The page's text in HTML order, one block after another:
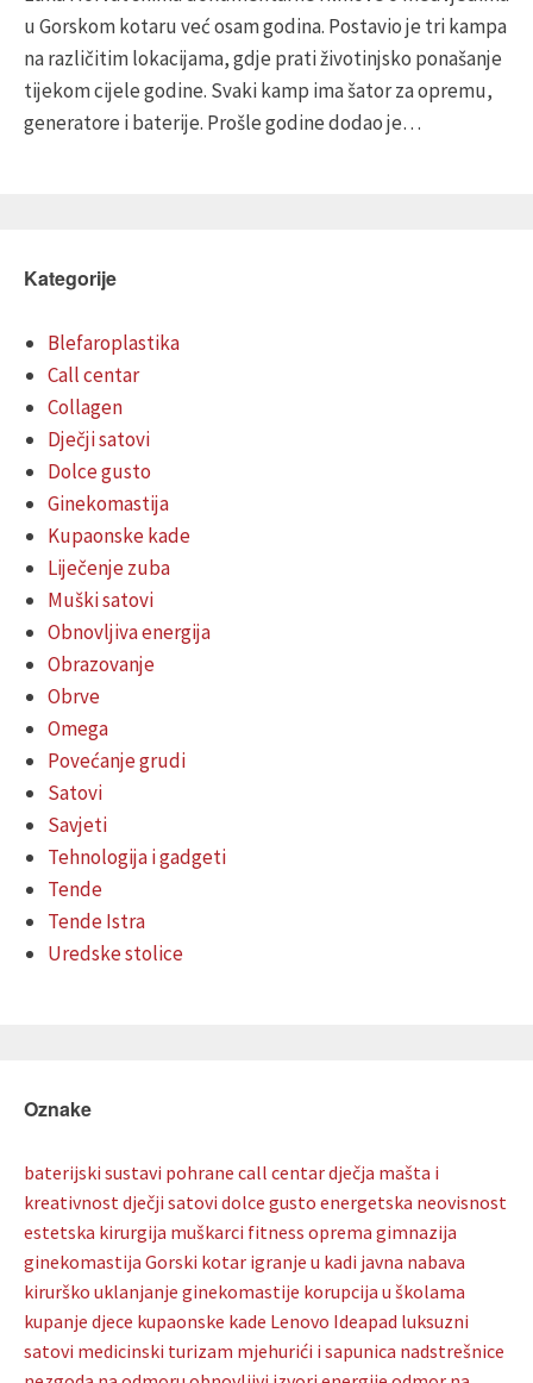
u Gorskom kotaru već osam godina. Postavio je tri kampa
na različitim lokacijama, gdje prati životinjsko ponašanje
tijekom cijele godine. Svaki kamp ima šator za opremu,
generatore i baterije. Prošle godine dodao je…
Kategorije
Blefaroplastika
Call centar
Collagen
Dječji satovi
Dolce gusto
Ginekomastija
Kupaonske kade
Liječenje zuba
Muški satovi
Obnovljiva energija
Obrazovanje
Obrve
Omega
Povećanje grudi
Satovi
Savjeti
Tehnologija i gadgeti
Tende
Tende Istra
Uredske stolice
Oznake
baterijski sustavi pohrane call centardječja mašta i
kreativnost dječji satovi dolce gusto energetska neovisnost
estetska kirurgija muškarci fitness oprema gimnazija
ginekomastija Gorski kotar igranje u kadi javna nabava
kirurško uklanjanje ginekomastije korupcija u školama
kupanje djece kupaonske kade Lenovo Ideapad luksuzni
satovi medicinski turizam mjehurići i sapunica nadstrešnice